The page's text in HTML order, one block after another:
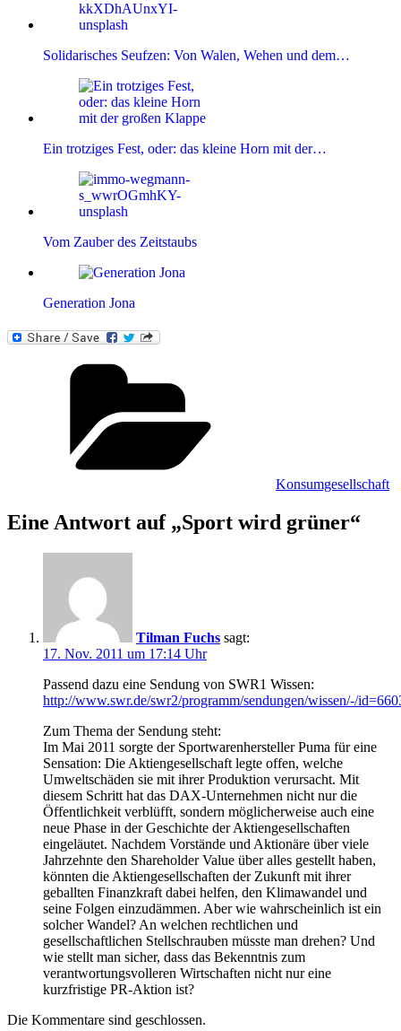
Solidarisches Seufzen: Von Walen, Wehen und dem…
Ein trotziges Fest, oder: das kleine Horn mit der…
Vom Zauber des Zeitstaubs
Generation Jona
Konsumgesellschaft
Eine Antwort auf „Sport wird grüner“
Tilman Fuchs sagt:
17. Nov. 2011 um 17:14 Uhr
Passend dazu eine Sendung von SWR1 Wissen:
http://www.swr.de/swr2/programm/sendungen/wissen/-/
Zum Thema der Sendung steht:
Im Mai 2011 sorgte der Sportwarenhersteller Puma für eine
Sensation: Die Aktiengesellschaft legte offen, welche
Umweltschäden sie mit ihrer Produktion verursacht. Mit
diesem Schritt hat das DAX-Unternehmen nicht nur die
Öffentlichkeit verblüfft, sondern möglicherweise auch eine
neue Phase in der Geschichte der Aktiengesellschaften
eingeläutet. Nachdem Vorstände und Aktionäre über viele
Jahrzehnte den Shareholder Value über alles gestellt haben,
könnten die Aktiengesellschaften der Zukunft mit ihrer
geballten Finanzkraft dabei helfen, den Klimawandel und
seine Folgen einzudämmen. Aber wie wahrscheinlich ist ein
solcher Wandel? An welchen rechtlichen und
gesellschaftlichen Stellschrauben müsste man drehen? Und
wie stellt man sicher, dass das Bekenntnis zum
verantwortungsvolleren Wirtschaften nicht nur eine
kurzfristige PR-Aktion ist?
Die Kommentare sind geschlossen.